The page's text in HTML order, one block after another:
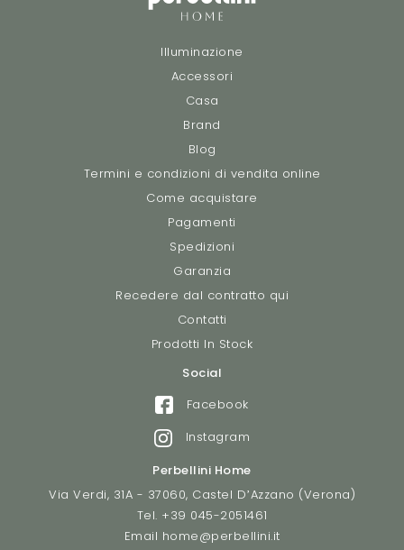
Illuminazione
Accessori
Casa
Brand
Blog
Termini e condizioni di vendita online
Come acquistare
Pagamenti
Spedizioni
Garanzia
Recedere dal contratto qui
Contatti
Prodotti In Stock
Social
Facebook
Instagram
Perbellini Home
Via Verdi, 31A - 37060, Castel D’Azzano (Verona)
Tel. +39 045-2051461
Email home@perbellini.it